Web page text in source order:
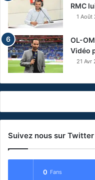
RMC
1 Août
OL-
Vidéo
21 Avr
Suivez nous sur
0 Fans